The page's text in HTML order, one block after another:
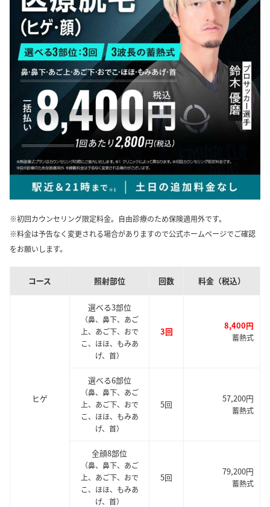
※初回カウンセリング限定料金。自由診療のため保険適用外です。
※料金は予告なく変更される場合がありますので公式ホームページでご確認
をお願いします。
コース 照射部位 回数 料金（税込）
ヒゲ
選べる3部位
（鼻、鼻下、あご
上、あご下、おで
こ、ほほ、もみあ
げ、首）
3回
8,400円
蓄熱式
選べる6部位
（鼻、鼻下、あご
上、あご下、おで
こ、ほほ、もみあ
げ、首）
5回
57,200円
蓄熱式
全顔8部位
（鼻、鼻下、あご
上、あご下、おで
こ、ほほ、もみあ
げ、首）
5回
79,200円
蓄熱式